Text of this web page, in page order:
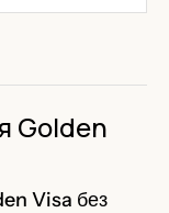
Golden
Visa без